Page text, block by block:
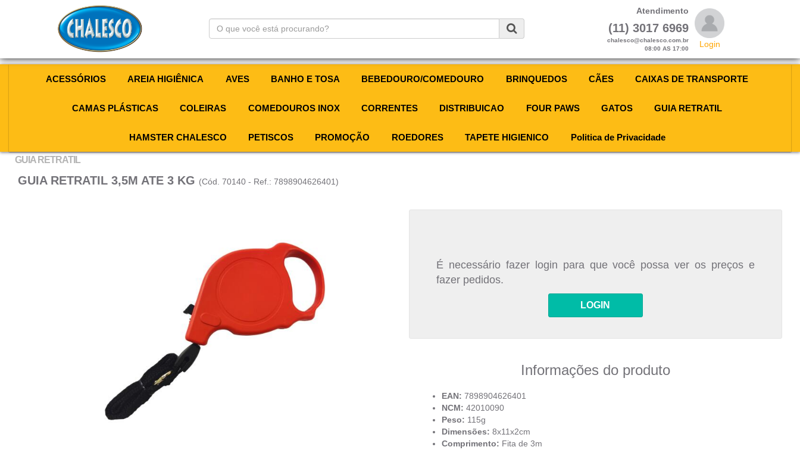
que
está
Atendimento
(11) 3017 6969
chalesco@chalesco.com.br
08:00 AS 17:00
Login
ACESSÓRIOS AREIA HIGIÊNICA AVES BANHO E TOSA BEBEDOURO/COMEDOURO BRINQUEDOS CÃES CAIXAS DE TRANSPORTE
CAMAS PLÁSTICAS COLEIRAS COMEDOUROS INOX CORRENTES DISTRIBUICAO FOUR PAWS GATOS GUIA RETRATIL
HAMSTER CHALESCO PETISCOS PROMOÇÃO ROEDORES TAPETE HIGIENICO Politica de Privacidade
GUIA RETRATIL
GUIA RETRATIL 3,5M ATE 3 KG (Cód. 70140 - Ref.: 7898904626401)
É necessário fazer login para que você possa ver os preços e
fazer pedidos.
LOGIN
Informações do produto
EAN: 7898904626401
NCM: 42010090
Peso: 115g
Dimensões: 8x11x2cm
Comprimento: Fita de 3m